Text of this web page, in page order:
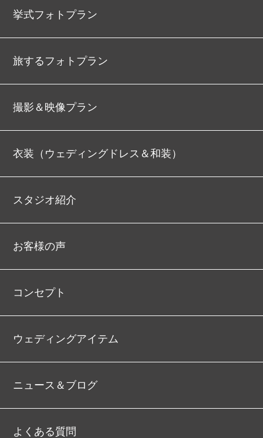
挙式フォトプラン
旅するフォトプラン
撮影＆映像プラン
衣装（ウェディングドレス＆和装）
スタジオ紹介
お客様の声
コンセプト
ウェディングアイテム
ニュース＆ブログ
よくある質問